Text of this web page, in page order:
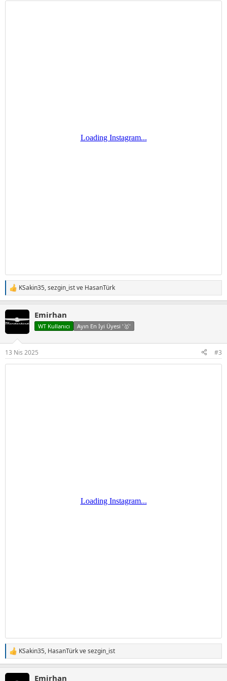
T
e
i
:
KSakin35,sezgin_istve HasanTürk
Emirhan
WT Kullanıcı Ayın En İyi Üyesi '🥇'
13 Nis 2025 #3
T
e
KSakin35, HasanTürkvesezgin_ist
Emirhan